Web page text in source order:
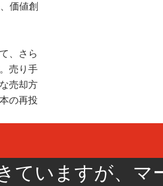
価値創
、さら
売り手
売却方
の再投
ていますが、マ